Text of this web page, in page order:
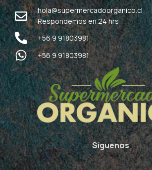
hola@supermercadoorganico.cl
Respondemos en 24 hrs
+56 9 91803981
+56 9 91803981
Síguenos